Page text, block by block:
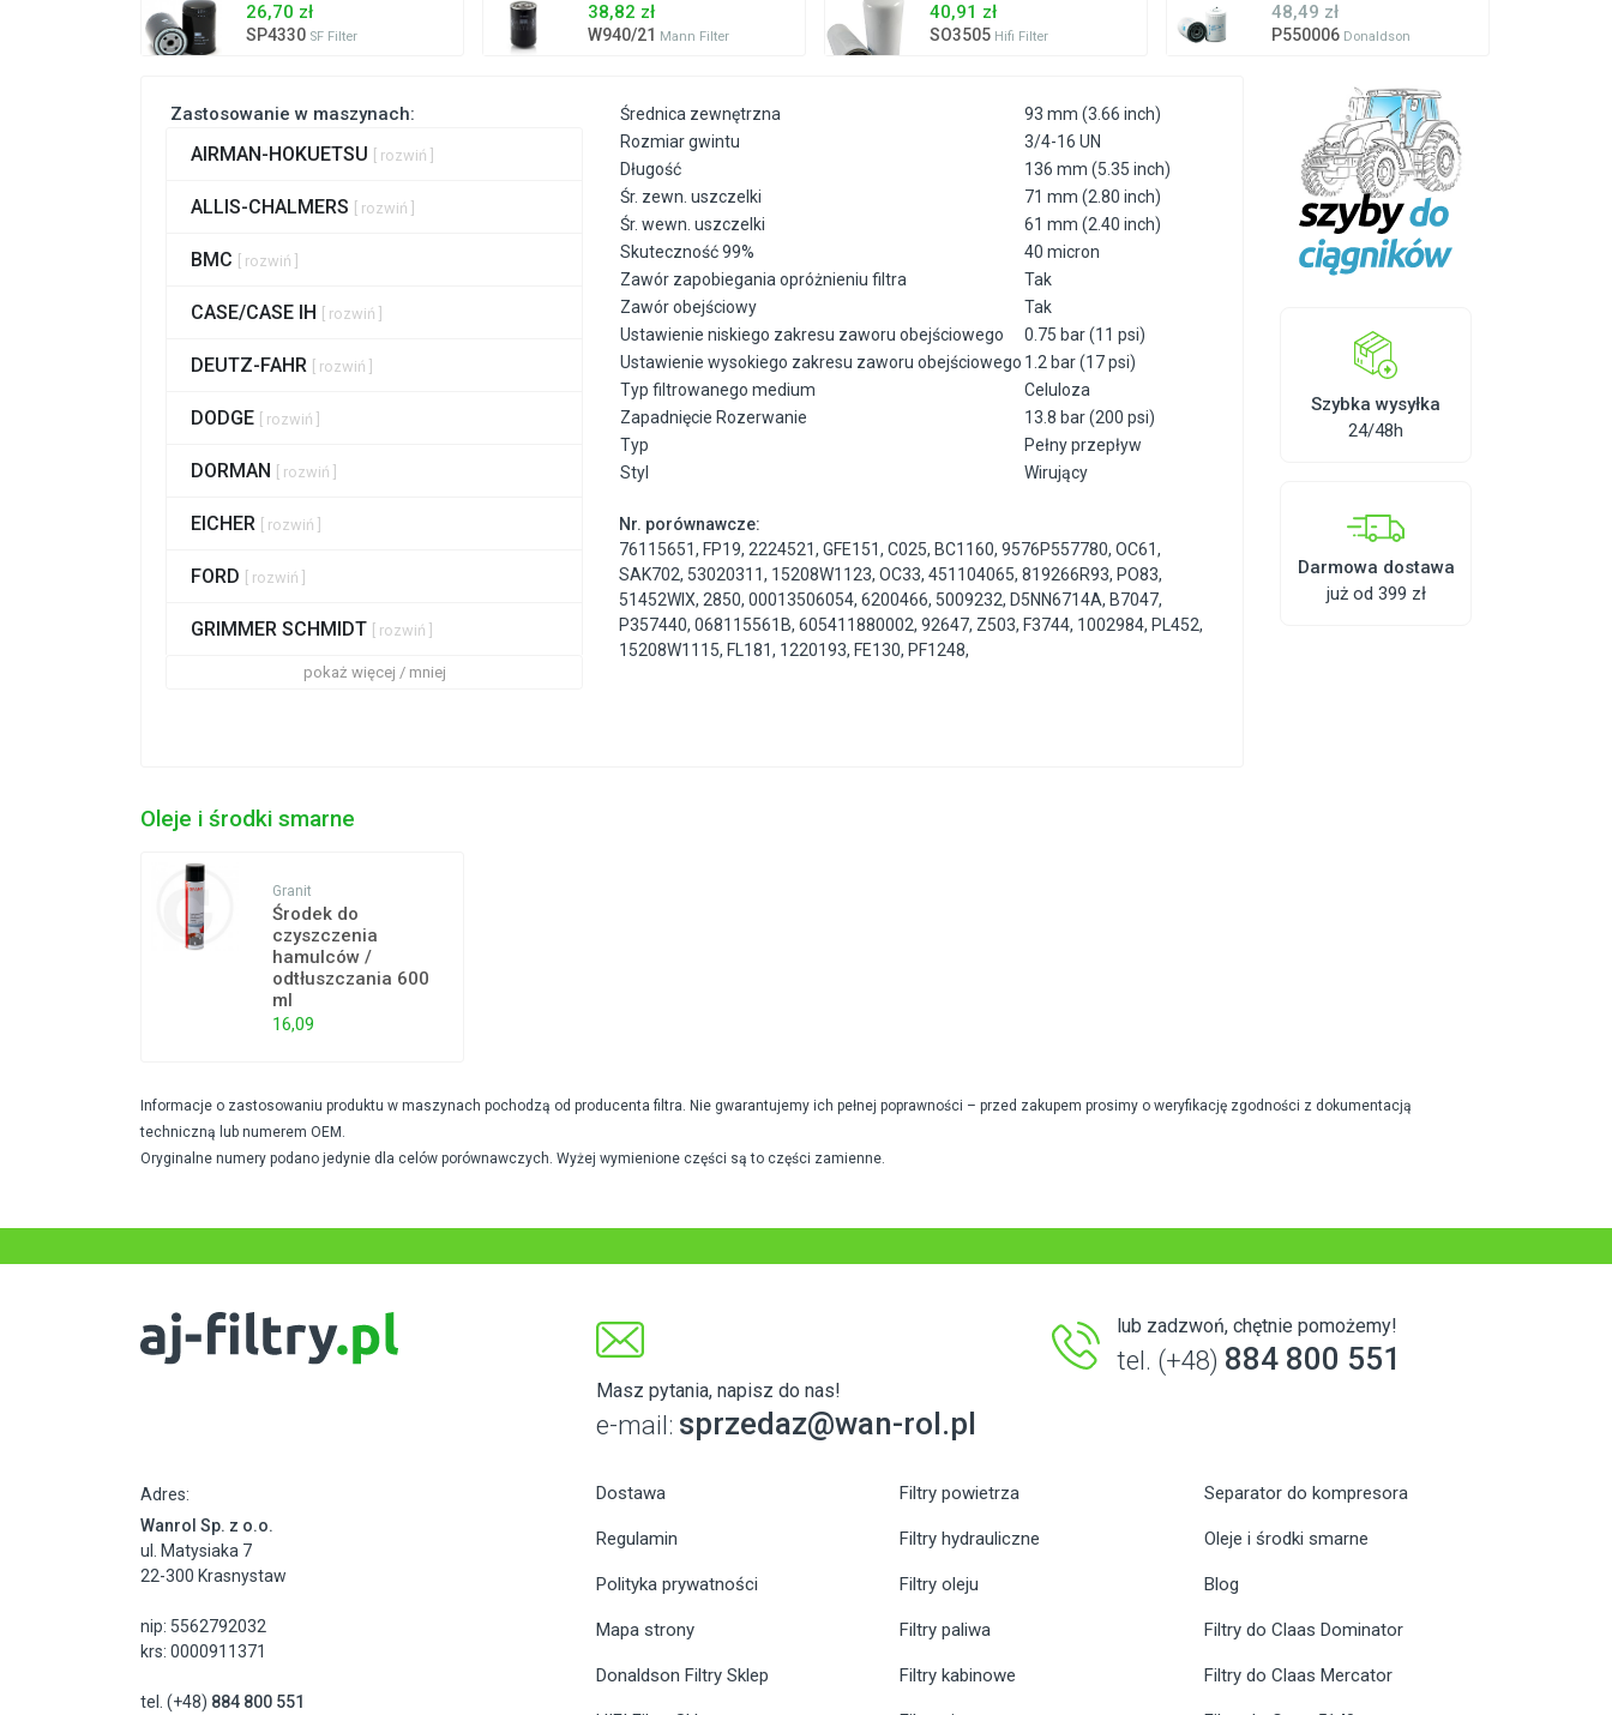
26,70 zł
SP4330 SF Filter
38,82 zł
W940/21 Mann Filter
40,91 zł
SO3505 Hifi Filter
48,49 zł
P550006 Donaldson
Zastosowanie w maszynach:
AIRMAN-HOKUETSU [ rozwiń ]
ALLIS-CHALMERS [ rozwiń ]
BMC [ rozwiń ]
CASE/CASE IH [ rozwiń ]
DEUTZ-FAHR [ rozwiń ]
DODGE [ rozwiń ]
DORMAN [ rozwiń ]
EICHER [ rozwiń ]
FORD [ rozwiń ]
GRIMMER SCHMIDT [ rozwiń ]
pokaż więcej / mniej
Średnica zewnętrzna
93 mm (3.66 inch)
Rozmiar gwintu
3/4-16 UN
Długość
136 mm (5.35 inch)
Śr. zewn. uszczelki
71 mm (2.80 inch)
Śr. wewn. uszczelki
61 mm (2.40 inch)
Skuteczność 99%
40 micron
Zawór zapobiegania opróżnieniu filtra
Tak
Zawór obejściowy
Tak
Ustawienie niskiego zakresu zaworu obejściowego
0.75 bar (11 psi)
Ustawienie wysokiego zakresu zaworu obejściowego 1.2 bar (17 psi)
Typ filtrowanego medium
Celuloza
Zapadnięcie Rozerwanie
13.8 bar (200 psi)
Typ
Pełny przepływ
Styl
Wirujący
Nr. porównawcze:
76115651, FP19,2224521,GFE151,C025, BC1160,9576P557780,OC61,
SAK702, 53020311, 15208W1123,OC33,451104065,819266R93, PO83,
51452WIX,2850,00013506054,6200466, 5009232, D5NN6714A, B7047,
P357440,068115561B,605411880002,92647, Z503, F3744, 1002984, PL452,
15208W1115, FL181, 1220193, FE130, PF1248,
Szybka wysyłka
24/48h
Darmowa dostawa
już od 399 zł
Oleje i środki smarne
Granit
Środek do
czyszczenia
hamulców /
odtłuszczania 600
ml
16,09
Informacje o zastosowaniu produktu w maszynach pochodzą od producenta filtra. Nie gwarantujemy ich pełnej poprawności – przed zakupem prosimy o weryfikację zgodności z dokumentacją
techniczną lub numerem OEM.
Oryginalne numery podano jedynie dla celów porównawczych. Wyżej wymienione części są to części zamienne.
Masz pytania, napisz do nas!
e-mail: sprzedaz@wan-rol.pl
lub zadzwoń, chętnie pomożemy!
tel. (+48) 884 800 551
Adres:
Wanrol Sp. z o.o.
ul. Matysiaka 7
22-300 Krasnystaw
nip: 5562792032
krs: 0000911371
tel. (+48) 884 800 551
Dostawa
Regulamin
Polityka prywatności
Mapa strony
Donaldson Filtry Sklep
Filtry powietrza
Filtry hydrauliczne
Filtry oleju
Filtry paliwa
Filtry kabinowe
Separator do kompresora
Oleje i środki smarne
Blog
Filtry do Claas Dominator
Filtry do Claas Mercator